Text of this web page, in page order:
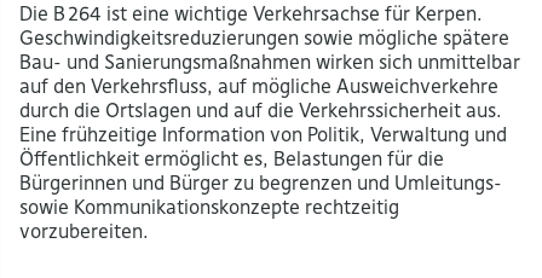
Die B 264 ist eine wichtige Verkehrsachse für Kerpen.
Geschwindigkeitsreduzierungen sowie mögliche spätere
Bau- und Sanierungsmaßnahmen wirken sich unmittelbar
auf den Verkehrsfluss, auf mögliche Ausweichverkehre
durch die Ortslagen und auf die Verkehrssicherheit aus.
Eine frühzeitige Information von Politik, Verwaltung und
Öffentlichkeit ermöglicht es, Belastungen für die
Bürgerinnen und Bürger zu begrenzen und Umleitungs-
sowie Kommunikationskonzepte rechtzeitig
vorzubereiten.